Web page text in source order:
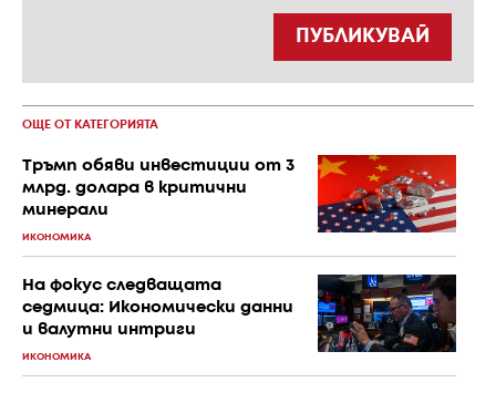
ПУБЛИКУВАЙ
ОЩЕ ОТ КАТЕГОРИЯТА
Тръмп обяви инвестиции от 3
млрд. долара в критични
минерали
ИКОНОМИКА
На фокус следващата
седмица: Икономически данни
и валутни интриги
ИКОНОМИКА